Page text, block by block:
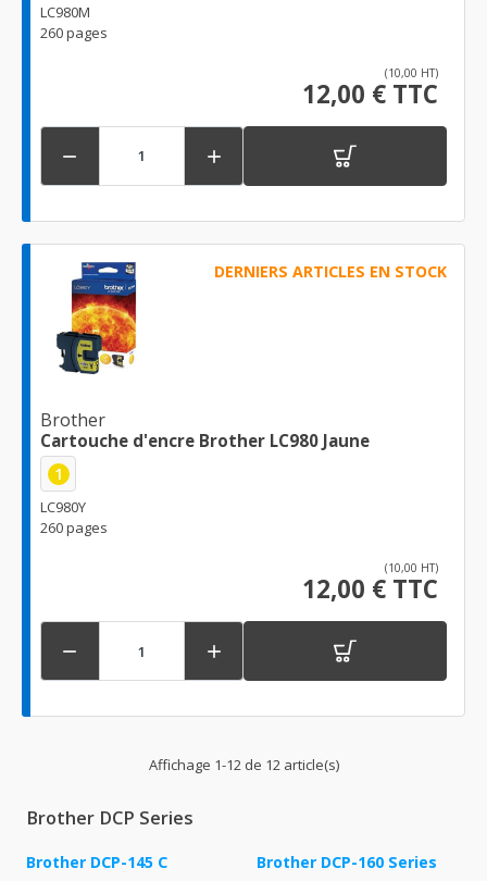
LC980M
260 pages
(10,00 HT)
12,00 € TTC
 
DERNIERS ARTICLES EN STOCK
Brother
Cartouche d'encre Brother LC980 Jaune
1
LC980Y
260 pages
(10,00 HT)
12,00 € TTC
 
Affichage 1-12 de 12 article(s)
Brother DCP Series
Brother DCP-145 C Brother DCP-160 Series